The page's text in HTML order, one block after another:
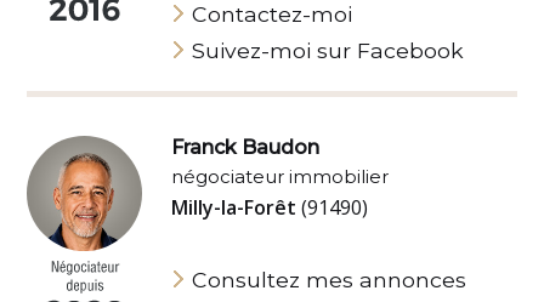
Contactez-moi
Suivez-moi sur Facebook
Franck Baudon
négociateur immobilier
Milly-la-Forêt(91490)
Consultez mes annonces